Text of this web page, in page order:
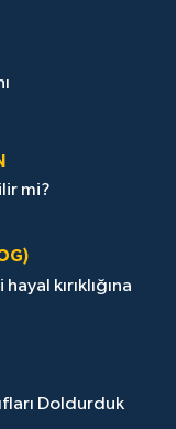
mi?
kırıklığına
Doldurduk